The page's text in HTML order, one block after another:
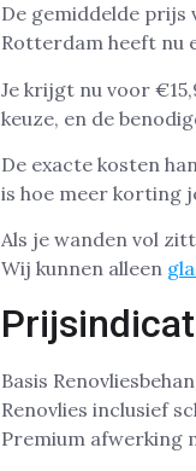
De gemiddelde prijs
Rotterdam heeft nu
Je krijgt nu voor
keuze, en de
De exacte kosten
is hoe meer korting
Als je wanden vol
Wij kunnen alleen
Basis
Renovlies inclusief
Premium afwerking